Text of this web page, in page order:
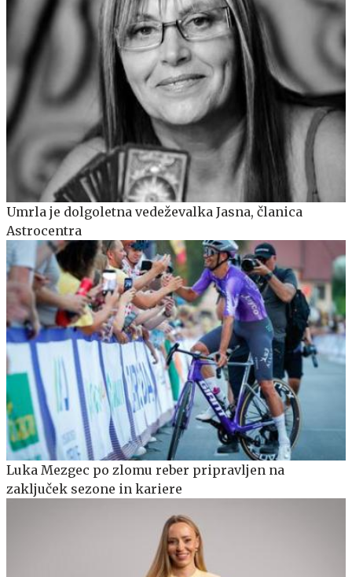
Umrla je dolgoletna vedeževalka Jasna, članica
Astrocentra
Luka Mezgec po zlomu reber pripravljen na
zaključek sezone in kariere